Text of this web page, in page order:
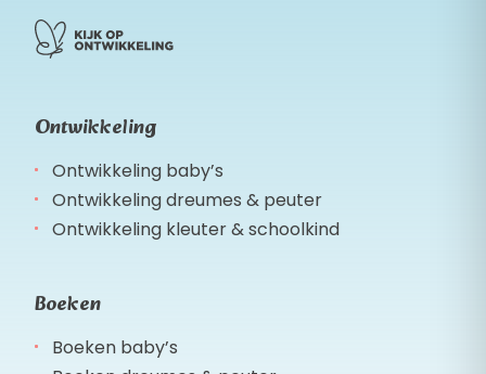
Ontwikkeling
Ontwikkeling baby’s
Ontwikkeling dreumes & peuter
Ontwikkeling kleuter & schoolkind
Boeken
Boeken baby’s